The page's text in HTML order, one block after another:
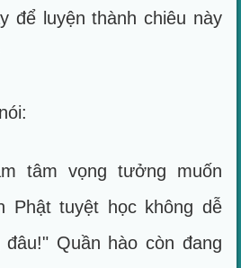
để luyện thành chiêu này
tâm vọng tưởng muốn
Phật tuyệt học không dễ
Quần hào còn đang